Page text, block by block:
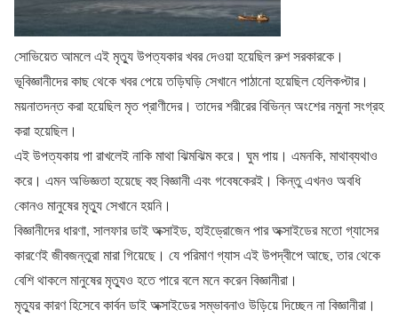
সোভিয়েত আমলে এই মৃত্যু উপত্যকার খবর দেওয়া হয়েছিল রুশ সরকারকে।
ভূবিজ্ঞানীদের কাছ থেকে খবর পেয়ে তড়িঘড়ি সেখানে পাঠানো হয়েছিল হেলিকপ্টার।
ময়নাতদন্ত করা হয়েছিল মৃত প্রাণীদের। তাদের শরীরের বিভিন্ন অংশের নমুনা সংগ্রহ
করা হয়েছিল।
এই উপত্যকায় পা রাখলেই নাকি মাথা ঝিমঝিম করে। ঘুম পায়। এমনকি, মাথাব্যথাও
করে। এমন অভিজ্ঞতা হয়েছে বহু বিজ্ঞানী এবং গবেষকেরই। কিন্তু এখনও অবধি
কোনও মানুষের মৃত্যু সেখানে হয়নি।
বিজ্ঞানীদের ধারণা, সালফার ডাই অক্সাইড, হাইড্রোজেন পার অক্সাইডের মতো গ্যাসের
কারণেই জীবজন্তুরা মারা গিয়েছে। যে পরিমাণ গ্যাস এই উপদ্বীপে আছে, তার থেকে
বেশি থাকলে মানুষের মৃত্যুও হতে পারে বলে মনে করেন বিজ্ঞানীরা।
মৃত্যুর কারণ হিসেবে কার্বন ডাই অক্সাইডের সম্ভাবনাও উড়িয়ে দিচ্ছেন না বিজ্ঞানীরা।